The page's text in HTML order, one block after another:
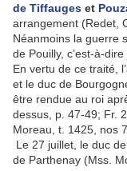
de Tiffauges et
arrangement (Redet,
Néanmoins la guerre
de Pouilly, c’est-à-dire
En vertu de ce traité,
et le duc de
être rendue au roi
dessus, p. 47-49; Fr.
Moreau, t. 1425, nos
Le 27 juillet, le duc
de Parthenay (Mss.